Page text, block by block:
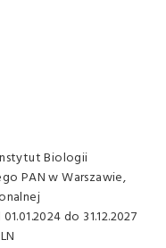
Biologii
PAN w Warszawie,
do 31.12.2027